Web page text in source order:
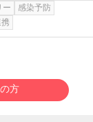
ー
感染予防
方